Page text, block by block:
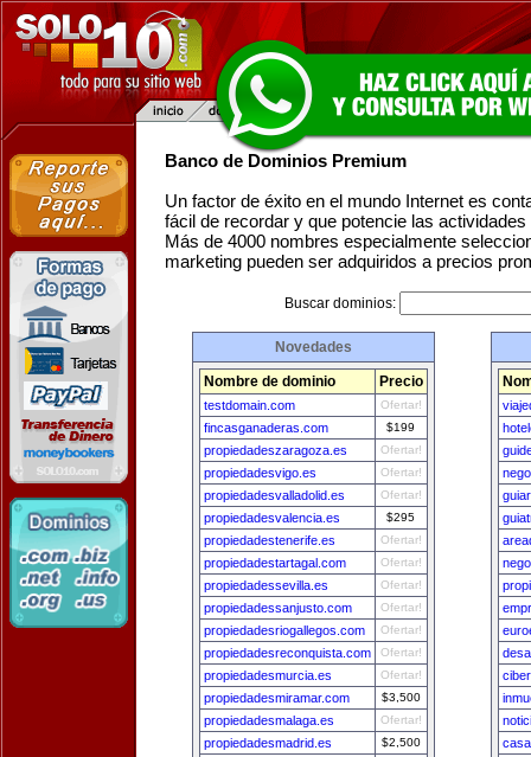
Banco de Dominios Premium
Un factor de éxito en el mundo Internet es
fácil de recordar y que potencie las
Más de 4000 nombres especialmente
marketing pueden ser adquiridos a precios
Buscar dominios:
Novedades
Nombre de dominio Precio
testdomain.com Ofertar!
fincasganaderas.com $199
propiedadeszaragoza.es Ofertar!
propiedadesvigo.es Ofertar!
propiedadesvalladolid.es Ofertar!
propiedadesvalencia.es $295
propiedadestenerife.es Ofertar!
propiedadestartagal.com Ofertar!
propiedadessevilla.es Ofertar!
propiedadessanjusto.com Ofertar!
propiedadesriogallegos.com Ofertar!
propiedadesreconquista.com Ofertar!
propiedadesmurcia.es Ofertar!
propiedadesmiramar.com $3,500
propiedadesmalaga.es Ofertar!
propiedadesmadrid.es $2,500